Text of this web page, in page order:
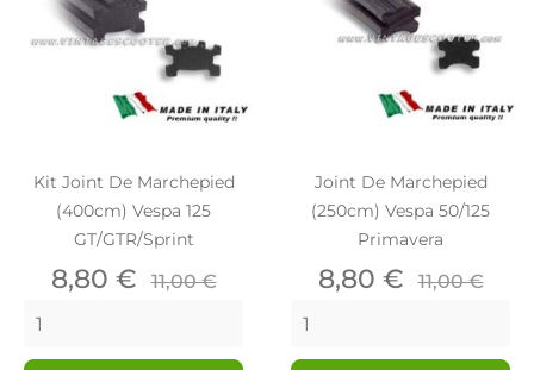
Kit Joint De Marchepied
(400cm) Vespa 125
GT/GTR/Sprint
Prix
8,80 € Prix
11,00 €
Joint De Marchepied
(250cm) Vespa 50/125
Primavera
Prix
8,80 € Prix
11,00 €